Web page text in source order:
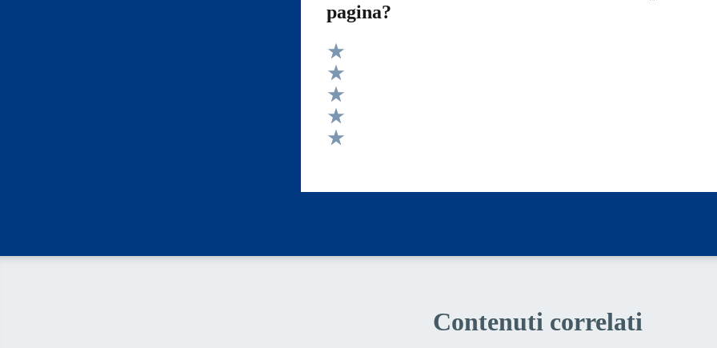
pagina?
Valuta 5 stelle su 5
Valuta 4 stelle su 5
Valuta 3 stelle su 5
Valuta 2 stelle su 5
Contenuti correlati